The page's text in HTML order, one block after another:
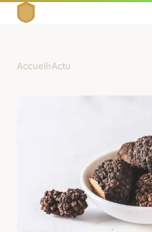
Accueil›Actu